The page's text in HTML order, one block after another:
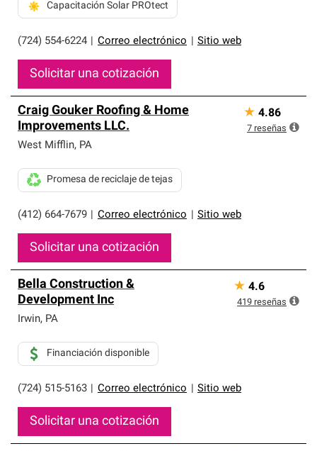
(724) 554-6224 Correo electrónico Sitio web
Capacitación Solar PROtect
Solicitar una cotización
Craig Gouker Roofing & Home
Improvements LLC.
West Mifflin, PA
(412) 664-7679 Correo electrónico Sitio web
Promesa de reciclaje de tejas
Solicitar una cotización
★ 4.86
7 reseñas
Bella Construction &
Development Inc
Irwin, PA
(724) 515-5163 Correo electrónico Sitio web
Financiación disponible
Solicitar una cotización
★ 4.6
419 reseñas